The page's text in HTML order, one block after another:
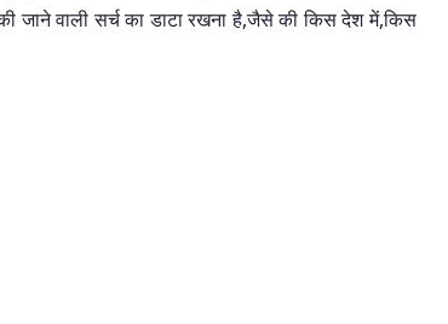
वाली सर्च का डाटा रखना है,जैसे की किस देश में,किस